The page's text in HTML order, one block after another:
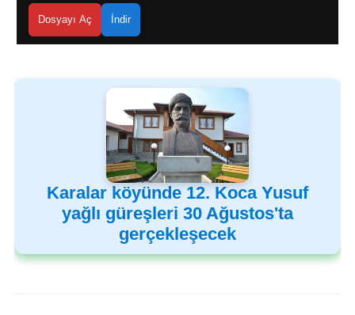
Dosyayı Aç İndir
Karalar köyünde 12. Koca Yusuf
yağlı güreşleri 30 Ağustos'ta
gerçekleşecek